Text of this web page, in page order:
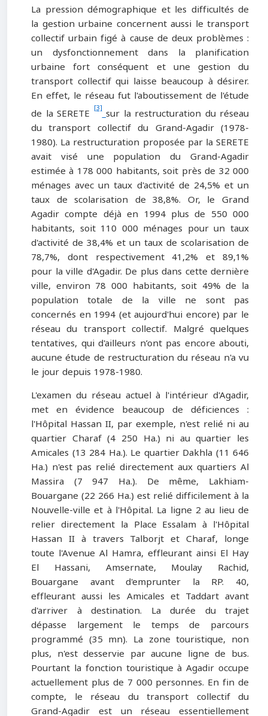
La pression démographique et les difficultés de
la gestion urbaine concernent aussi le transport
collectif urbain figé à cause de deux problèmes :
un dysfonctionnement dans la planification
urbaine fort conséquent et une gestion du
transport collectif qui laisse beaucoup à désirer.
En effet, le réseau fut l'aboutissement de l'étude
de la SERETE [3] sur la restructuration du réseau
du transport collectif du Grand-Agadir (1978-
1980). La restructuration proposée par la SERETE
avait visé une population du Grand-Agadir
estimée à 178 000 habitants, soit près de 32 000
ménages avec un taux d'activité de 24,5% et un
taux de scolarisation de 38,8%. Or, le Grand
Agadir compte déjà en 1994 plus de 550 000
habitants, soit 110 000 ménages pour un taux
d'activité de 38,4% et un taux de scolarisation de
78,7%, dont respectivement 41,2% et 89,1%
pour la ville d'Agadir. De plus dans cette dernière
ville, environ 78 000 habitants, soit 49% de la
population totale de la ville ne sont pas
concernés en 1994 (et aujourd'hui encore) par le
réseau du transport collectif. Malgré quelques
tentatives, qui d'ailleurs n’ont pas encore abouti,
aucune étude de restructuration du réseau n'a vu
le jour depuis 1978-1980.
L'examen du réseau actuel à l'intérieur d'Agadir,
met en évidence beaucoup de déficiences :
l'Hôpital Hassan II, par exemple, n'est relié ni au
quartier Charaf (4 250 Ha.) ni au quartier les
Amicales (13 284 Ha.). Le quartier Dakhla (11 646
Ha.) n'est pas relié directement aux quartiers Al
Massira (7 947 Ha.). De même, Lakhiam-
Bouargane (22 266 Ha.) est relié difficilement à la
Nouvelle-ville et à l'Hôpital. La ligne 2 au lieu de
relier directement la Place Essalam à l'Hôpital
Hassan II à travers Talborjt et Charaf, longe
toute l'Avenue Al Hamra, effleurant ainsi El Hay
El Hassani, Amsernate, Moulay Rachid,
Bouargane avant d'emprunter la RP. 40,
effleurant aussi les Amicales et Taddart avant
d'arriver à destination. La durée du trajet
dépasse largement le temps de parcours
programmé (35 mn). La zone touristique, non
plus, n'est desservie par aucune ligne de bus.
Pourtant la fonction touristique à Agadir occupe
actuellement plus de 7 000 personnes. En fin de
compte, le réseau du transport collectif du
Grand-Agadir est un réseau essentiellement